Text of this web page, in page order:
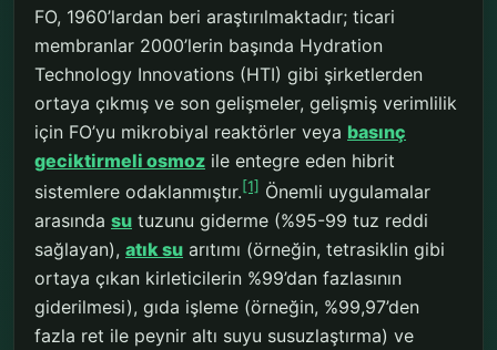
FO, 1960’lardan beri araştırılmaktadır; ticari
membranlar 2000’lerin başında Hydration
Technology Innovations (HTI) gibi şirketlerden
ortaya çıkmış ve son gelişmeler, gelişmiş verimlilik
için FO’yu mikrobiyal reaktörler veya basınç
geciktirmeli osmoz ile entegre eden hibrit
sistemlere odaklanmıştır.[1] Önemli uygulamalar
arasında su tuzunu giderme (%95-99 tuz reddi
sağlayan), atık su arıtımı (örneğin, tetrasiklin gibi
ortaya çıkan kirleticilerin %99’dan fazlasının
giderilmesi), gıda işleme (örneğin, %99,97’den
fazla ret ile peynir altı suyu susuzlaştırma) ve